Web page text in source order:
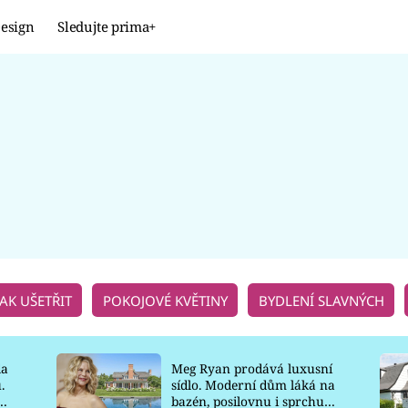
Sledujte prima+
UŠETŘIT POKOJOVÉ KVĚTINY BYDLENÍ SLAVNÝCH
Meg Ryan prodává luxusní
sídlo. Moderní dům láká na
bazén, posilovnu i sprchu